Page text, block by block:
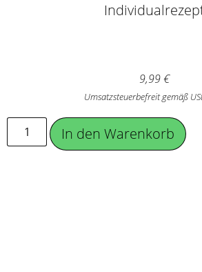
9,99€
Umsatzsteuerbefreit gemäß
In den Warenkorb